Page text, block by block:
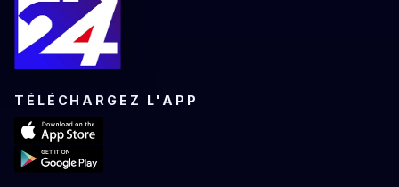
TÉLÉCHARGEZ L'APP